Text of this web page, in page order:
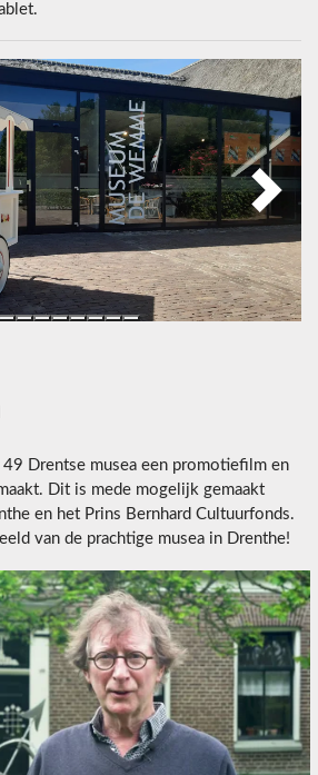
Next
Drentse musea een promotiefilm en
Dit is mede mogelijk gemaakt
en het Prins Bernhard Cultuurfonds.
van de prachtige musea in Drenthe!